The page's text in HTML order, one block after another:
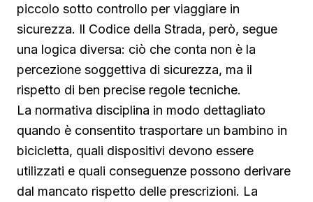
piccolo sotto controllo per viaggiare in
sicurezza. Il Codice della Strada, però, segue
una logica diversa: ciò che conta non è la
percezione soggettiva di sicurezza, ma il
rispetto di ben precise regole tecniche.
La normativa disciplina in modo dettagliato
quando è consentito trasportare un bambino in
bicicletta, quali dispositivi devono essere
utilizzati e quali conseguenze possono derivare
dal mancato rispetto delle prescrizioni. La